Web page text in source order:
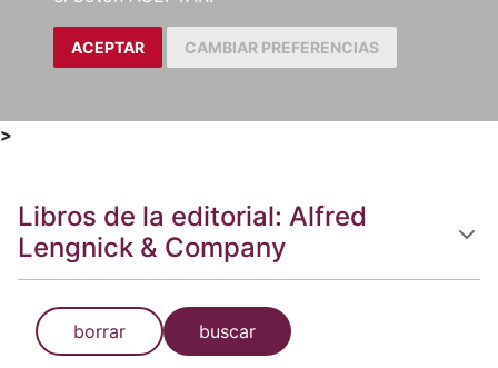
ACEPTAR CAMBIAR PREFERENCIAS
>
Libros de la editorial: Alfred
Lengnick & Company
borrar buscar